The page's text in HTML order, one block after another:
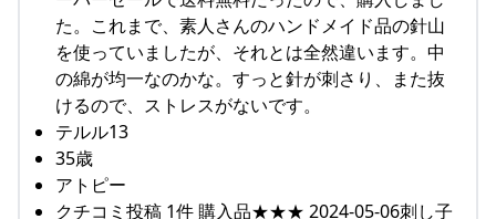
た。これまで、素人さんのハンドメイド品の針山
を使っていましたが、それとは全然違います。中
の綿が均一なのかな。すっと針が刺さり、また抜
けるので、ストレスがないです。
テルル13
35歳
アトピー
クチコミ投稿 1件 購入品★★★ 2024-05-06刺し子